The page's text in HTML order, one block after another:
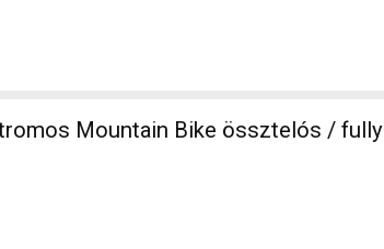
Mountain Bike össztelós / fully